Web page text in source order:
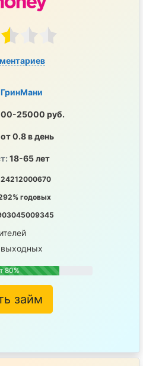
25000 руб.
от 0.8 в день
18-65 лет
годовых
выходных
80%
займ